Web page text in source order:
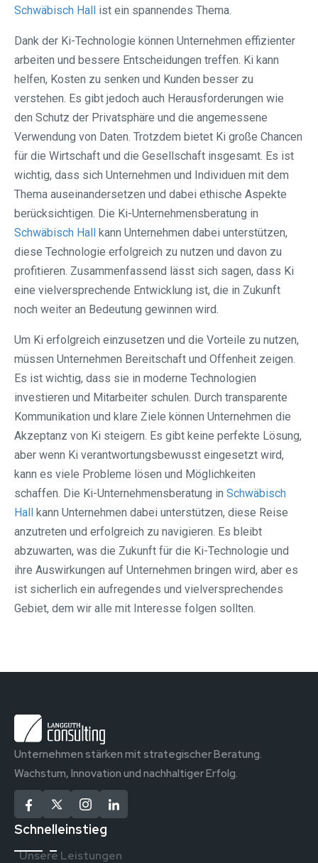
Schwäbisch Hall ist ein spannendes Thema.
Dank der Ki-Technologie können Unternehmen effizienter
arbeiten und bessere Entscheidungen treffen. Ki kann
helfen, Kosten zu senken und Kunden besser zu
verstehen. Es gibt jedoch auch Herausforderungen wie
den Schutz der Privatsphäre und die angemessene
Verwendung von Daten. Trotzdem bietet Ki große Chancen
für die Wirtschaft und die Gesellschaft insgesamt. Es ist
wichtig, dass sich Unternehmen und Individuen mit dem
Thema auseinandersetzen und dabei ethische Aspekte
berücksichtigen. Die Ki-Unternehmensberatung in
Schwäbisch Hall kann Unternehmen dabei unterstützen,
diese Technologie erfolgreich zu nutzen und davon zu
profitieren. Zusammenfassend lässt sich sagen, dass Ki
eine vielversprechende Entwicklung ist, die in Zukunft
noch weiter an Bedeutung gewinnen wird.
Um Ki erfolgreich einzusetzen und die Vorteile zu nutzen,
müssen Unternehmen Bereitschaft und Offenheit zeigen.
Es ist wichtig, dass sie in moderne Technologien
investieren und Mitarbeiter schulen. Durch transparente
Kommunikation und klare Ziele können Unternehmen die
Akzeptanz von Ki steigern. Es gibt keine perfekte Lösung,
aber wenn Ki verantwortungsbewusst eingesetzt wird,
kann es viele Probleme lösen und Möglichkeiten
schaffen. Die Ki-Unternehmensberatung in Schwäbisch
Hall kann Unternehmen dabei unterstützen, diese Reise
anzutreten und erfolgreich zu navigieren. Es bleibt
abzuwarten, was die Zukunft für die Ki-Technologie und
ihre Auswirkungen auf Unternehmen bringen wird, aber es
ist sicherlich ein aufregendes und vielversprechendes
Gebiet, dem wir alle mit Interesse folgen sollten.
Unternehmen stärken mit strategischer Beratung.
Wachstum, Innovation und nachhaltiger Erfolg.
Schnelleinstieg
Unsere Leistungen